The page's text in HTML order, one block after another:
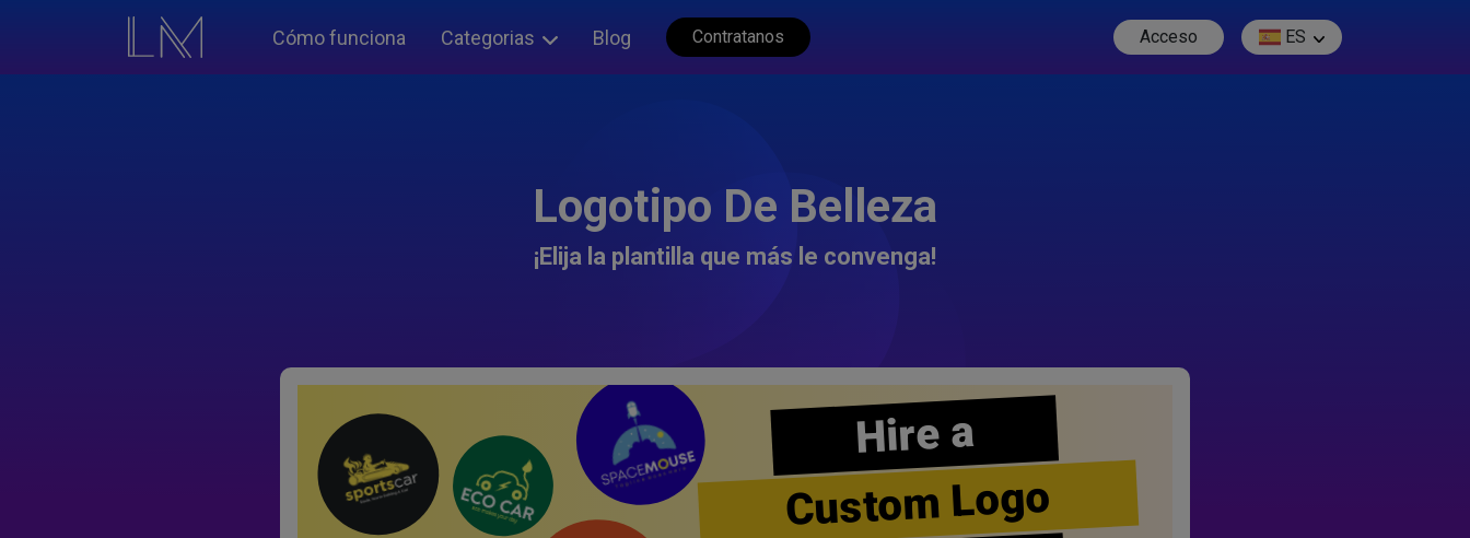
Cómo funciona Categorias Blog Contratanos Acceso ES
Logotipo De Belleza
¡Elija la plantilla que más le convenga!
Hire a
Custom Logo